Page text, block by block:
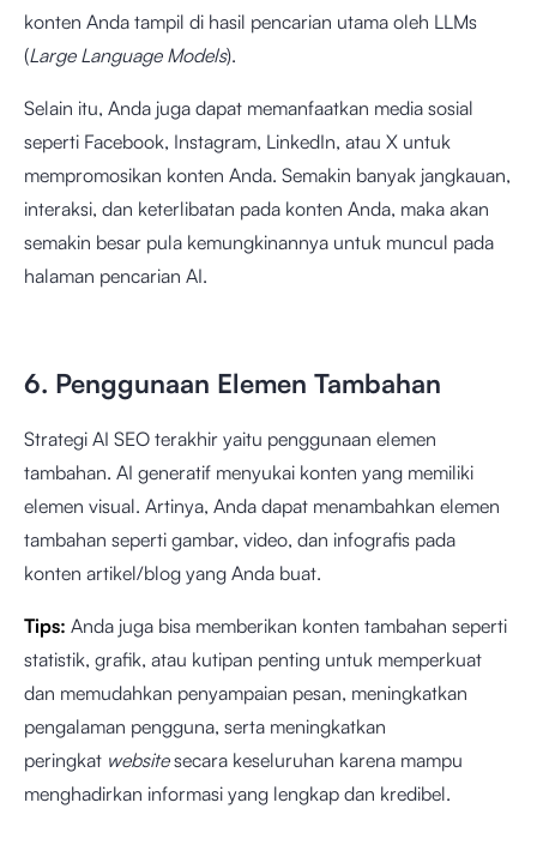
konten Anda tampil di hasil pencarian utama oleh LLMs
(Large Language Models).
Selain itu, Anda juga dapat memanfaatkan media sosial
seperti Facebook, Instagram, LinkedIn, atau X untuk
mempromosikan konten Anda. Semakin banyak jangkauan,
interaksi, dan keterlibatan pada konten Anda, maka akan
semakin besar pula kemungkinannya untuk muncul pada
halaman pencarian AI.
6. Penggunaan Elemen Tambahan
Strategi AI SEO terakhir yaitu penggunaan elemen
tambahan. AI generatif menyukai konten yang memiliki
elemen visual. Artinya, Anda dapat menambahkan elemen
tambahan seperti gambar, video, dan infografis pada
konten artikel/blog yang Anda buat.
Tips: Anda juga bisa memberikan konten tambahan seperti
statistik, grafik, atau kutipan penting untuk memperkuat
dan memudahkan penyampaian pesan, meningkatkan
pengalaman pengguna, serta meningkatkan
peringkat websitesecara keseluruhan karena mampu
menghadirkan informasi yang lengkap dan kredibel.